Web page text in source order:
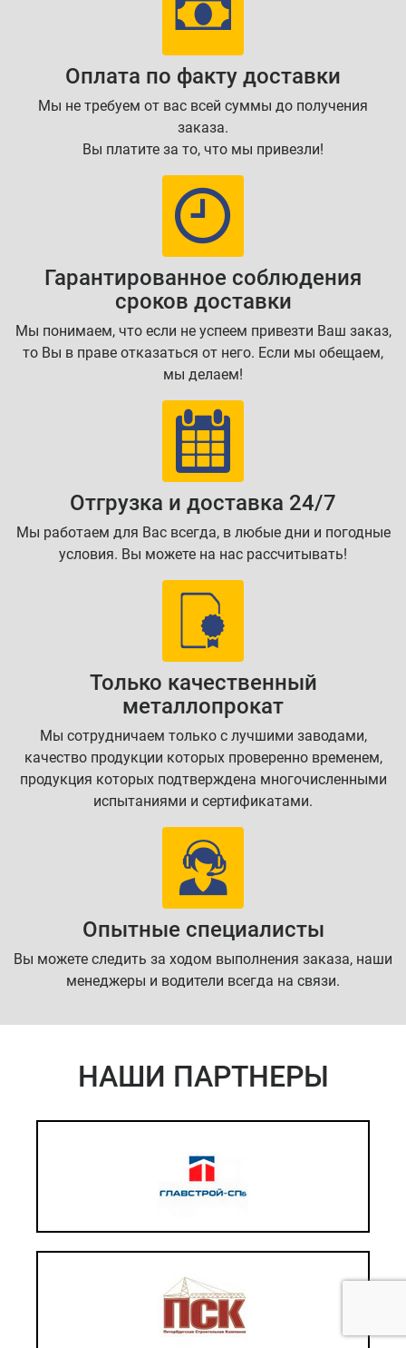
Оплата по факту доставки
Мы не требуем от вас всей суммы до получения
заказа.
Вы платите за то, что мы привезли!
Гарантированное соблюдения
сроков доставки
Мы понимаем, что если не успеем привезти Ваш заказ,
то Вы в праве отказаться от него. Если мы обещаем,
мы делаем!
Отгрузка и доставка 24/7
Мы работаем для Вас всегда, в любые дни и погодные
условия. Вы можете на нас рассчитывать!
Только качественный
металлопрокат
Мы сотрудничаем только с лучшими заводами,
качество продукции которых проверенно временем,
продукция которых подтверждена многочисленными
испытаниями и сертификатами.
Опытные специалисты
Вы можете следить за ходом выполнения заказа, наши
менеджеры и водители всегда на связи.
НАШИ ПАРТНЕРЫ